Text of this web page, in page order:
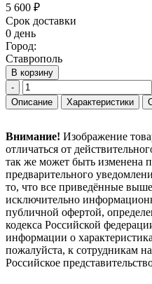
5 600 ₽
Срок доставки
0 день
Город:
Ставрополь
В корзину
-
Описание
Характеристики
Внимание! Изображение
отличаться от
так же может быть изменена
предварительного
то, что все приведённые
исключительно
публичной офертой,
кодекса Российской
информации о
пожалуйста, к сотрудникам
Российское